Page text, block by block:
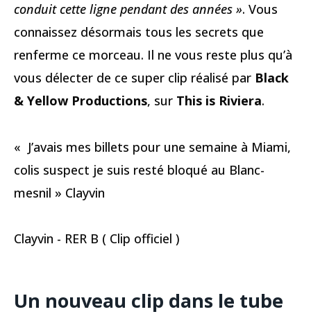
conduit cette ligne pendant des années ». Vous
connaissez désormais tous les secrets que
renferme ce morceau. Il ne vous reste plus qu’à
vous délecter de ce super clip réalisé par Black
& Yellow Productions, sur This is Riviera.
« J’avais mes billets pour une semaine à Miami,
colis suspect je suis resté bloqué au Blanc-
mesnil » Clayvin
Clayvin - RER B ( Clip officiel )
Un nouveau clip dans le tube